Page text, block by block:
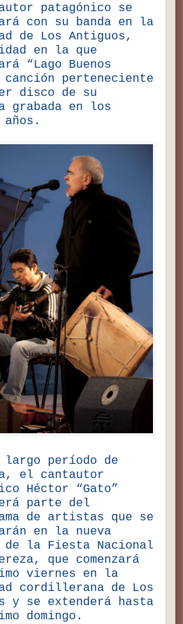
patagónico se
con su banda en la
de Los Antiguos,
en la que
“Lago Buenos
perteneciente
disco de su
en los
largo período de
el cantautor
Héctor “Gato”
parte del
de artistas que se
en la nueva
de la Fiesta Nacional
que comenzará
viernes en la
cordillerana de Los
y se extenderá hasta
domingo.